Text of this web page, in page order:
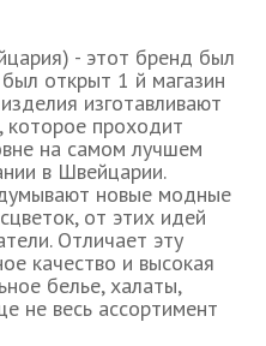
- этот бренд был
открыт 1 й магазин
изготавливают
которое проходит
на самом лучшем
в Швейцарии.
новые модные
от этих идей
Отличает эту
качество и высокая
белье, халаты,
не весь ассортимент